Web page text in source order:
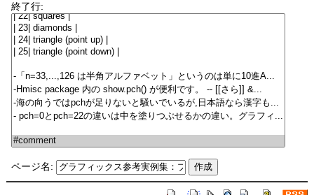
終了行:
ページ名: